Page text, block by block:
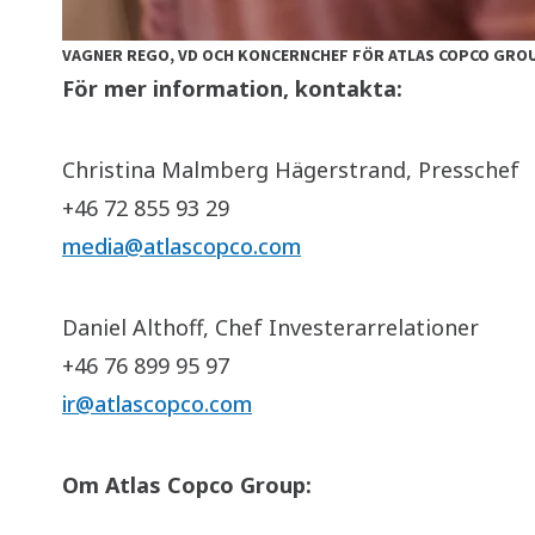
VAGNER REGO, VD OCH KONCERNCHEF FÖR ATLAS COPCO
För mer information, kontakta:
Christina Malmberg Hägerstrand, Presschef
+46 72 855 93 29
media@atlascopco.com
Daniel Althoff, Chef Investerarrelationer
+46 76 899 95 97
ir@atlascopco.com
Om Atlas Copco Group: